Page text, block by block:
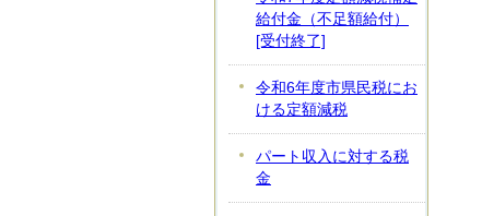
給付金（不足額給付）
[受付終了]
令和6年度市県民税にお
ける定額減税
パート収入に対する税
金